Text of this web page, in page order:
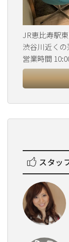
JR恵比寿駅
渋谷川近く
営業時間
スタッ